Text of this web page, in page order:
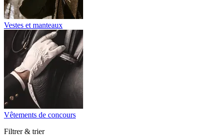
Vestes et manteaux
Vêtements de concours
Filtrer & trier